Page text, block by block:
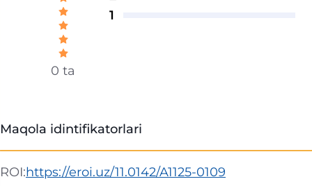
0 ta
1
Maqola idintifikatorlari
ROI:https://eroi.uz/11.0142/A1125-0109